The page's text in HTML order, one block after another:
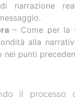
– Come per la
alla
nei punti
il processo